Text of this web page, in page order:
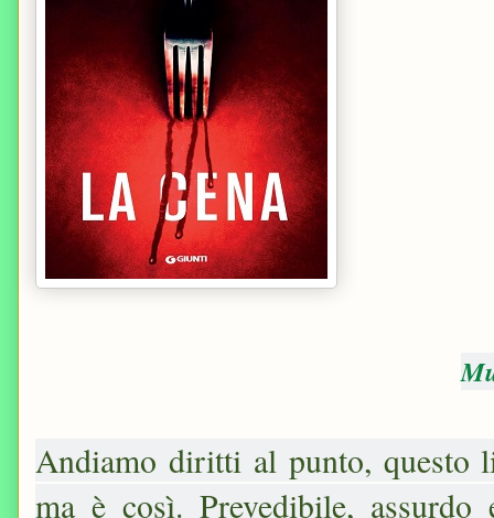
Andiamo diritti al punto, questo
ma è così. Prevedibile,